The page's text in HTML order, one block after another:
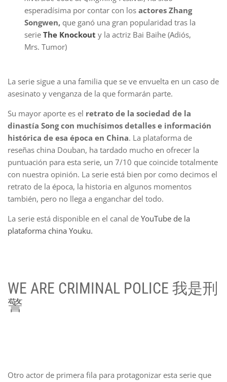
esperadísima por contar con losactores Zhang
Songwen, que ganó una gran popularidad tras la
serieThe Knockout y la actriz Bai Baihe (Adiós,
Mrs. Tumor)
La serie sigue a una familia que se ve envuelta en un caso de
asesinato y venganza de la que formarán parte.
Su mayor aporte es el retrato de la sociedad de la
dinastía Song con muchísimos detalles e información
histórica de esa época en China. La plataforma de
reseñas china Douban, ha tardado mucho en ofrecer la
puntuación para esta serie, un 7/10 que coincide totalmente
con nuestra opinión. La serie está bien por como decimos el
retrato de la época, la historia en algunos momentos
también, pero no llega a enganchar del todo.
La serie está disponible en el canal de YouTube de la
plataforma china Youku.
WE ARE CRIMINAL POLICE 我是刑
警
Otro actor de primera fila para protagonizar esta serie que